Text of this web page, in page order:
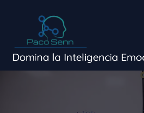
Domina la Inteligencia